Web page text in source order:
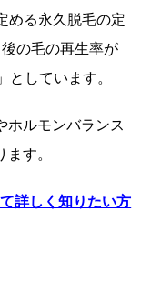
める永久脱毛の定
の毛の再生率が
としています。
ホルモンバランス
す。
詳しく知りたい方